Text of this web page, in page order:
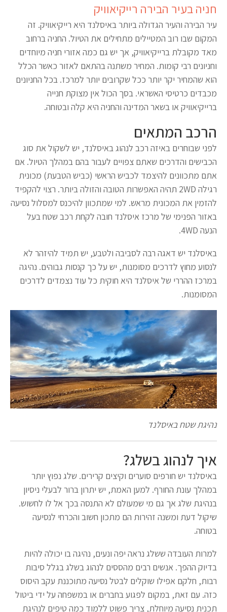
חניה בעיר הבירה רייקיאוויק
עיר הבירה והעיר הגדולה ביותר באיסלנד היא רייקיאוויק. זה
המקום שבו רוב המטיילים מתחילים את הטיול. החניה ברחוב
מאד מקובלת ברייקיאוויק, אך יש גם כמה אזורי חניה מיוחדים
וחניונים רבי קומות. המחיר משתנה בהתאם לאזור כאשר הכלל
הוא שהמחיר יקר יותר ככל שקרובים יותר למרכז. בכל החניונים
מכבדים כרטיסי האשראי. בסך הכול אין מצוקת חנייה
ברייקיאוויק או בשאר המדינה והחניה היא קלה ובטוחה.
הרכב המתאים
לפני שבוחרים באיזה רכב לנהוג באיסלנד, יש לשקול את סוג
הכבישים והדרכים שאתם צפויים לעבור בהם במהלך הטיול. אם
אתם מתכוונים להיצמד לכביש הראשי (כביש הטבעת) מכונית
רגילה 2WD תהיה האפשרות הטובה והזולה ביותר. רצוי להקפיד
להזמין את המכונית מראש. למי שמתכוון להיכנס למסלול נסיעה
באזור הפנימי של מרכז איסלנד חובה לקחת רכב שטח בעל
הנעה 4WD.
באיסלנד יש דאגה רבה לסביבה ולטבע, יש תמיד להיזהר לא
לנסוע מחוץ לדרכים מסומנות, יש על כך קנסות גבוהים. נהיגה
במרכז ההררי של איסלנד היא חוקית כל עוד נצמדים לדרכים
המסומנות.
נהיגת שטח באיסלנד
איך לנהוג בשלג?
באיסלנד יש חורפים סוערים וקיצים קרירים. שלג נפוץ יותר
במהלך עונת החורף. למען האמת, יש יתרון ברור לבעלי ניסיון
בנהיגת שלג אך גם מי שמעולם לא התנסה בכך אל לו לחשוש.
שיקול דעת ומשנה זהירות הם מתכון חשוב והכרחי לנסיעה
בטוחה.
למרות העובדה ששלג נראה יפה ונעים, נהיגה בו יכולה להיות
בדיוק ההפך. אנשים רבים מהססים לנהוג בשלג בגלל סיבות
רבות, חלקם אפילו שוקלים לבטל נסיעה מתוכננת עקב היסוס
כזה. עם זאת, במקום לפגוע בחברים או במשפחה על ידי ביטול
תכנית נסיעה מיוחלת, צריך פשוט ללמוד כמה טיפים לנהיגת